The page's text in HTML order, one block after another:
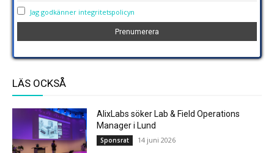
Jag godkänner integritetspolicyn
LÄS OCKSÅ
AlixLabs söker Lab & Field Operations
Manager i Lund
Sponsrat 14 juni 2026